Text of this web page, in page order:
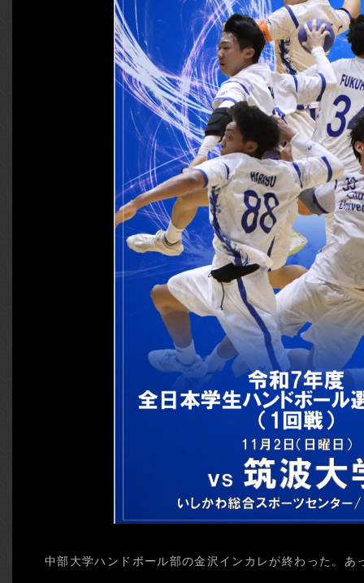
中部大学ハンドボール部の金沢インカレが終わった。あ